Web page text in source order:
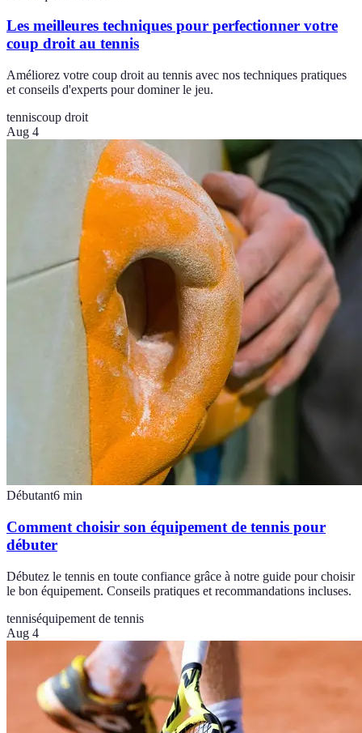
Les meilleures techniques pour perfectionner votre
coup droit au tennis
Améliorez votre coup droit au tennis avec nos techniques pratiques
et conseils d'experts pour dominer le jeu.
tenniscoup droit
Aug 4
Débutant6 min
Comment choisir son équipement de tennis pour
débuter
Débutez le tennis en toute confiance grâce à notre guide pour choisir
le bon équipement. Conseils pratiques et recommandations incluses.
tenniséquipement de tennis
Aug 4